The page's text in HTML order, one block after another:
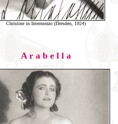
Christine in Intermezzo (Dresden, 1924)
A r a b e l l a